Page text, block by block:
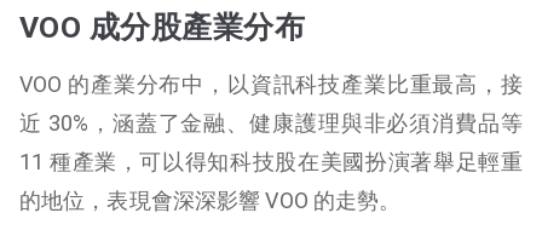
VOO 成分股產業分布
VOO 的產業分布中，以資訊科技產業比重最高，接
近 30%，涵蓋了金融、健康護理與非必須消費品等
11 種產業，可以得知科技股在美國扮演著舉足輕重
的地位，表現會深深影響 VOO 的走勢。